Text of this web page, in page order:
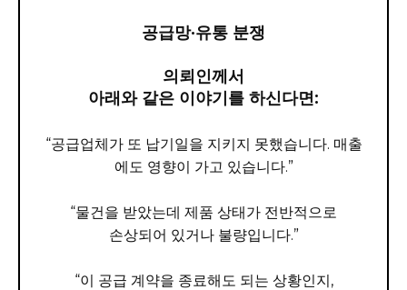
공급망·유통 분쟁
의뢰인께서
아래와 같은 이야기를 하신다면:
“공급업체가 또 납기일을 지키지 못했습니다. 매출
에도 영향이 가고 있습니다.”
“물건을 받았는데 제품 상태가 전반적으로
손상되어 있거나 불량입니다.”
“이 공급 계약을 종료해도 되는 상황인지,